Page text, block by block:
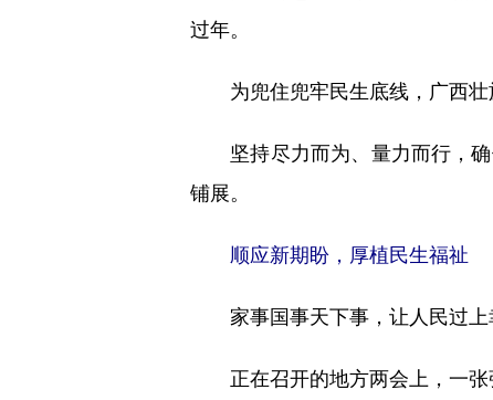
过年。
为兜住兜牢民生底线，广西壮
坚持尽力而为、量力而行，确
铺展。
顺应新期盼，厚植民生福祉
家事国事天下事，让人民过上
正在召开的地方两会上，一张